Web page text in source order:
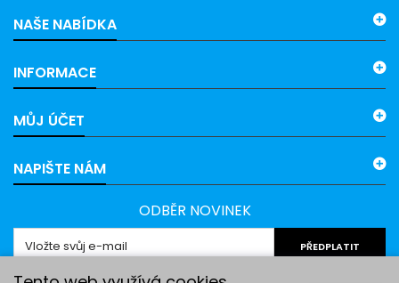
NAŠE NABÍDKA
INFORMACE
MŮJ ÚČET
NAPIŠTE NÁM
ODBĚR NOVINEK
PŘEDPLATIT